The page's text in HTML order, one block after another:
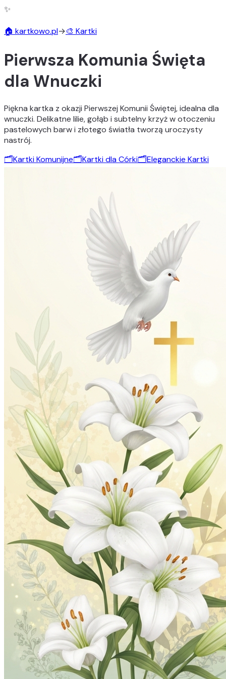
✨
🏠 kartkowo.pl→🎨 Kartki
Pierwsza Komunia Święta
dla Wnuczki
Piękna kartka z okazji Pierwszej Komunii Świętej, idealna dla
wnuczki. Delikatne lilie, gołąb i subtelny krzyż w otoczeniu
pastelowych barw i złotego światła tworzą uroczysty
nastrój.
🗂️Kartki Komunijne🗂️Kartki dla Córki🗂️Eleganckie Kartki